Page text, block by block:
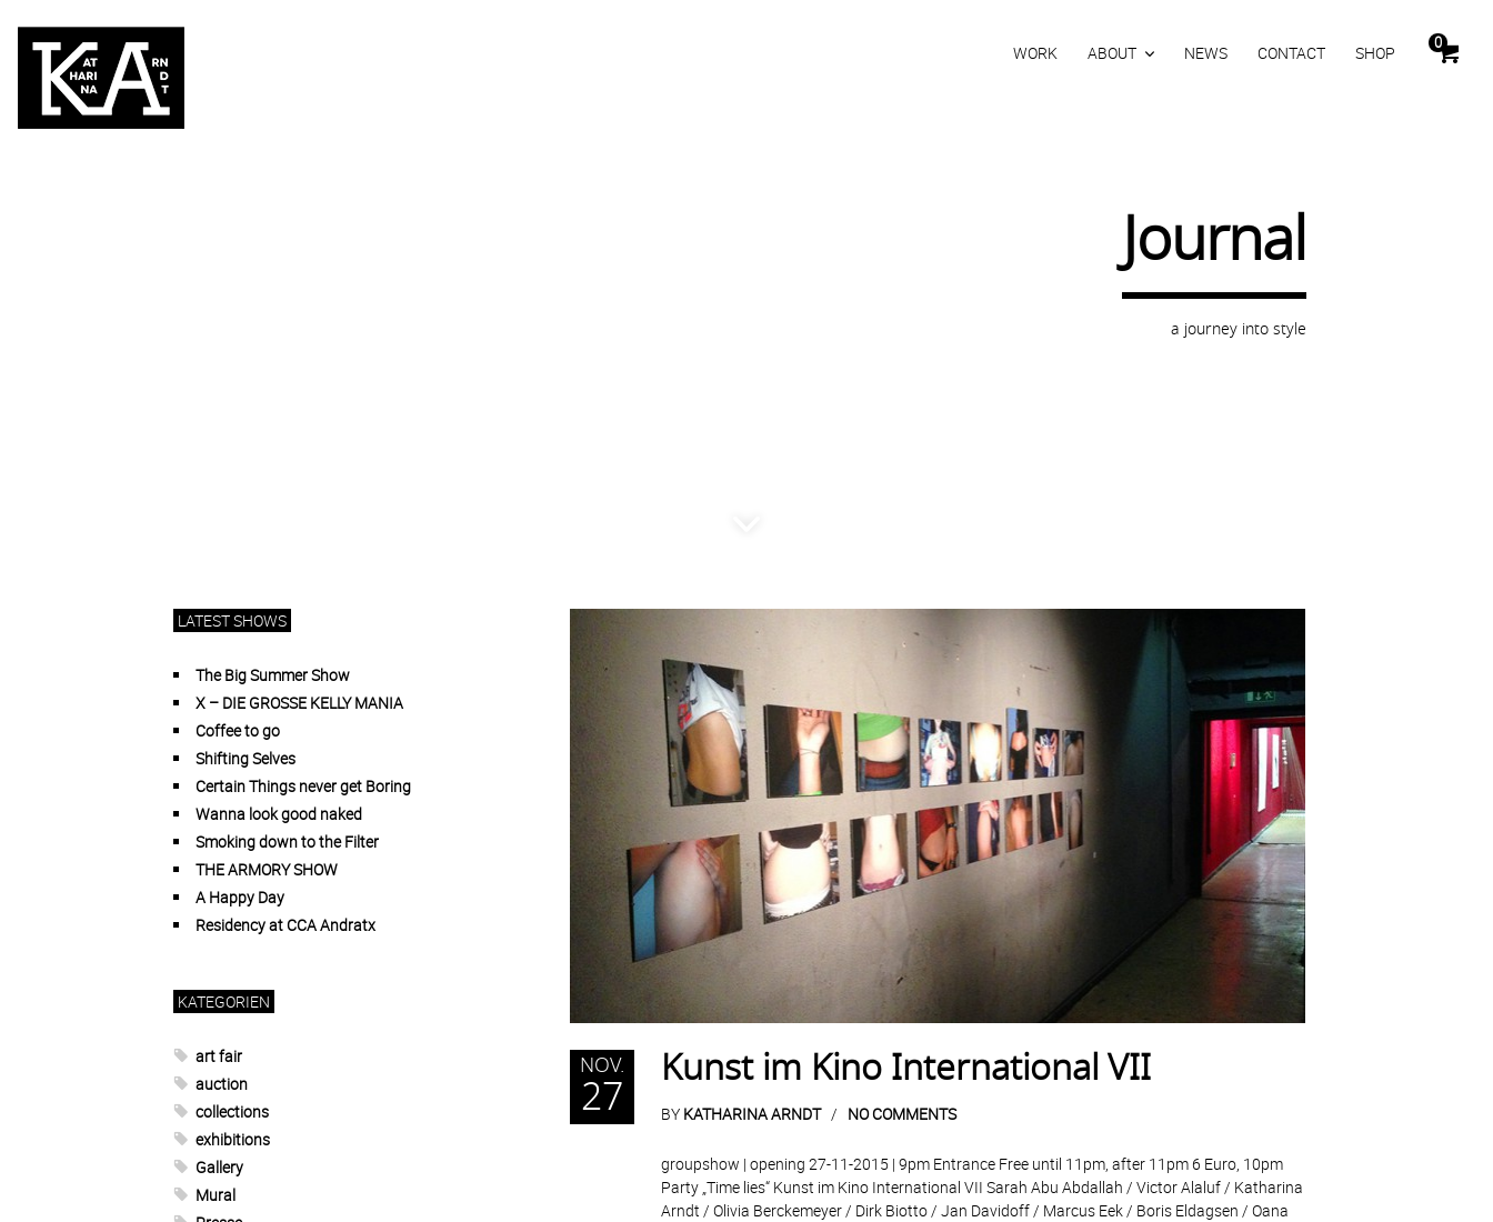
0
WORK ABOUT NEWS CONTACT SHOP
Journal
a journey into style
NOV.
27
Kunst im Kino International VII
BY KATHARINA ARNDT NO COMMENTS
groupshow | opening 27-11-2015 | 9pm Entrance Free until 11pm, after 11pm 6 Euro, 10pm
Party „Time lies“ Kunst im Kino International VII Sarah Abu Abdallah / Victor Alaluf / Katharina
Arndt / Olivia Berckemeyer / Dirk Biotto / Jan Davidoff / Marcus Eek / Boris Eldagsen / Oana
LATEST SHOWS
The Big Summer Show
X – DIE GROSSE KELLY MANIA
Coffee to go
Shifting Selves
Certain Things never get Boring
Wanna look good naked
Smoking down to the Filter
THE ARMORY SHOW
A Happy Day
Residency at CCA Andratx
KATEGORIEN
art fair
auction
collections
exhibitions
Gallery
Mural